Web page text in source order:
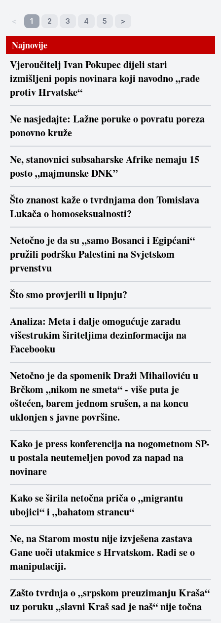
< 1 2 3 4 5 >
Najnovije
Vjeroučitelj Ivan Pokupec dijeli stari
izmišljeni popis novinara koji navodno „rade
protiv Hrvatske“
Ne nasjedajte: Lažne poruke o povratu poreza
ponovno kruže
Ne, stanovnici subsaharske Afrike nemaju 15
posto „majmunske DNK”
Što znanost kaže o tvrdnjama don Tomislava
Lukača o homoseksualnosti?
Netočno je da su „samo Bosanci i Egipćani“
pružili podršku Palestini na Svjetskom
prvenstvu
Što smo provjerili u lipnju?
Analiza: Meta i dalje omogućuje zaradu
višestrukim širiteljima dezinformacija na
Facebooku
Netočno je da spomenik Draži Mihailoviću u
Brčkom „nikom ne smeta“ - više puta je
oštećen, barem jednom srušen, a na koncu
uklonjen s javne površine.
Kako je press konferencija na nogometnom SP-
u postala neutemeljen povod za napad na
novinare
Kako se širila netočna priča o „migrantu
ubojici“ i „bahatom strancu“
Ne, na Starom mostu nije izvješena zastava
Gane uoči utakmice s Hrvatskom. Radi se o
manipulaciji.
Zašto tvrdnja o „srpskom preuzimanju Kraša“
uz poruku „slavni Kraš sad je naš“ nije točna